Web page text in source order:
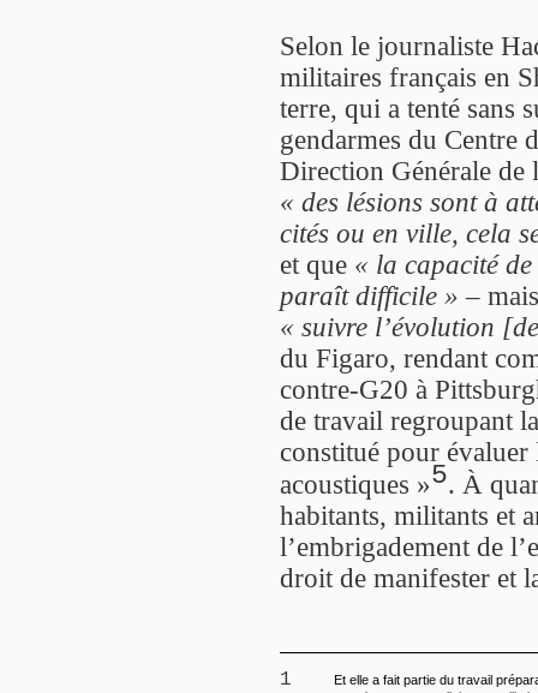
Selon le journaliste
militaires français en
terre, qui a tenté sans
gendarmes du Centre
Direction Générale de
« des lésions sont à
cités ou en ville, cela
et que « la capacité
paraît difficile » –
« suivre l’évolution
du Figaro, rendant
contre-G20 à
de travail regroupant
constitué pour évaluer
acoustiques »5. À
habitants, militants et
l’embrigadement de
droit de manifester et
1
Et elle a fait partie du travail